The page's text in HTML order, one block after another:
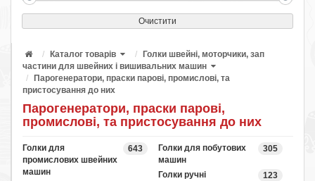
Очистити
Каталог товарів
Голки швейні, моторчики, зап
частини для швейних і вишивальних машин
Парогенератори, праски парові, промислові, та
пристосування до них
Парогенератори, праски парові,
промислові, та пристосування до них
643
Голки для
промислових швейних
машин
305
Голки для побутових
машин
123
Голки ручні